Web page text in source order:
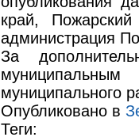
край,
администрация
За
муниципального
Опубликовано в
Теги: